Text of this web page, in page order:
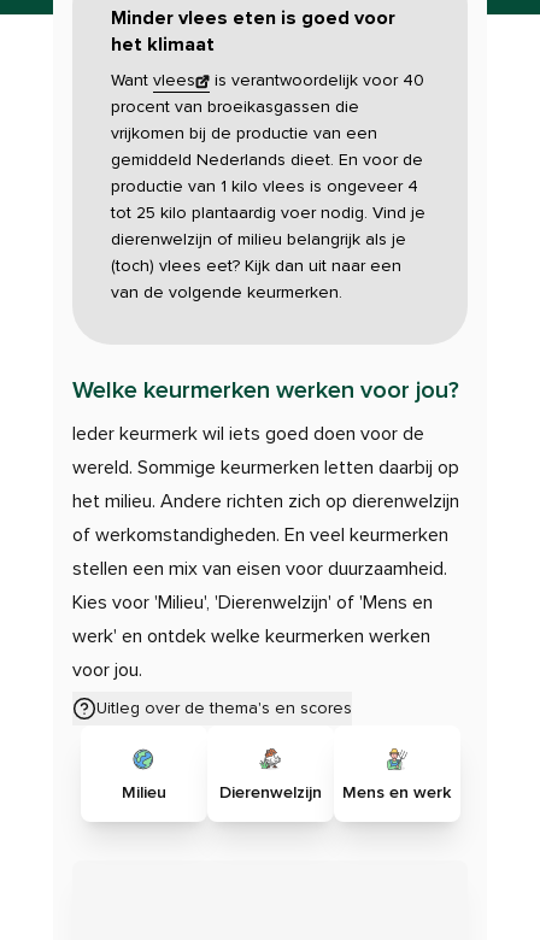
Minder vlees eten is goed voor
het klimaat
Want vlees
is verantwoordelijk voor 40
procent van broeikasgassen die
vrijkomen bij de productie van een
gemiddeld Nederlands dieet. En voor de
productie van 1 kilo vlees is ongeveer 4
tot 25 kilo plantaardig voer nodig. Vind je
dierenwelzijn of milieu belangrijk als je
(toch) vlees eet? Kijk dan uit naar een
van de volgende keurmerken.
Welke keurmerken werken voor jou?
Ieder keurmerk wil iets goed doen voor de
wereld. Sommige keurmerken letten daarbij op
het milieu. Andere richten zich op dierenwelzijn
of werkomstandigheden. En veel keurmerken
stellen een mix van eisen voor duurzaamheid.
Kies voor 'Milieu', 'Dierenwelzijn' of 'Mens en
werk' en ontdek welke keurmerken werken
voor jou.
Uitleg over de thema's en scores
Milieu Dierenwelzijn Mens en werk